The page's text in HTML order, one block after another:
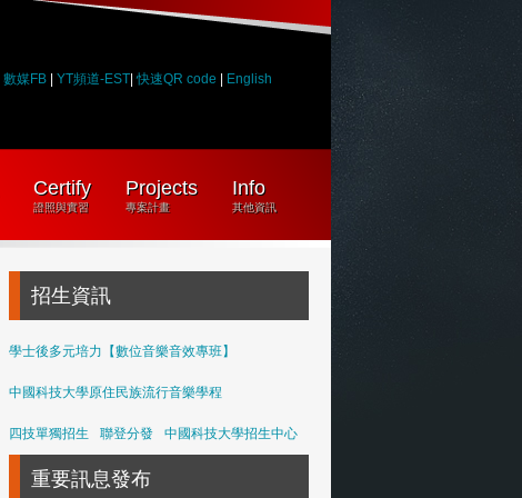
數媒FB YT頻道-EST |快速QR code English
Certify
證照與實習
Projects
專案計畫
Info
其他資訊
招生資訊
學士後多元培力【數位音樂音效專班】
中國科技大學原住民族流行音樂學程
四技單獨招生 聯登分發 中國科技大學招生中心
重要訊息發布